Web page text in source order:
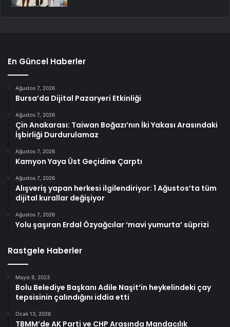
En Güncel Haberler
Ağustos 7, 2026
Bursa’da Dijital Pazaryeri Etkinliği
Ağustos 7, 2026
Çin Anakarası: Taiwan Boğazı’nın İki Yakası Arasındaki
İşbirliği Durdurulamaz
Ağustos 7, 2026
Kamyon Yaya Üst Geçidine Çarptı
Ağustos 7, 2026
Alışveriş yapan herkesi ilgilendiriyor: 1 Ağustos’ta tüm
dijital kurallar değişiyor
Ağustos 7, 2026
Yolu şaşıran Erdal Özyağcılar ‘mavi yumurta’ süprizi
Rastgele Haberler
Mayıs 9, 2023
Bolu Belediye Başkanı Adile Naşit’in heykelindeki çay
tepsisinin çalındığını iddia etti
Ocak 13, 2026
TBMM’de AK Parti ve CHP Arasında Mandacılık